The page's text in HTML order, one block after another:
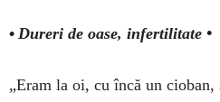
• Dureri de oase, infertilitate •
„Eram la oi, cu încă un